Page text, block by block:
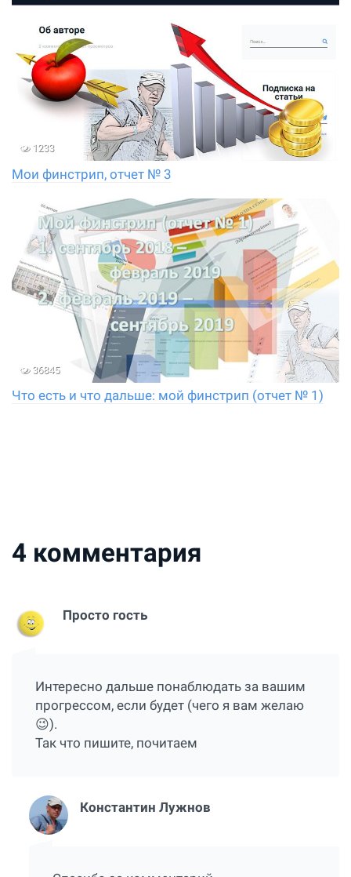
1233
Мои финстрип, отчет № 3
36845
Что есть и что дальше: мой финстрип (отчет № 1)
4 комментария
Просто гость
Интересно дальше понаблюдать за вашим
прогрессом, если будет (чего я вам желаю
😉).
Так что пишите, почитаем
Константин Лужнов